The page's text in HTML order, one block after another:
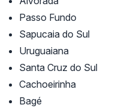
Passo Fundo
Sapucaia do Sul
Uruguaiana
Santa Cruz do Sul
Cachoeirinha
Bagé